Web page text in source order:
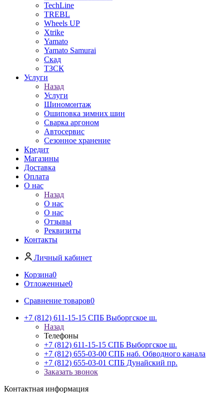
TechLine
TREBL
Wheels UP
Xtrike
Yamato
Yamato Samurai
Скад
ТЗСК
Услуги
Назад
Услуги
Шиномонтаж
Ошиповка зимних шин
Сварка аргоном
Автосервис
Сезонное хранение
Кредит
Магазины
Доставка
Оплата
О нас
Назад
О нас
О нас
Отзывы
Реквизиты
Контакты
Личный кабинет
Корзина0
Отложенные0
Сравнение товаров0
+7 (812) 611-15-15 СПБ Выборгское ш.
Назад
Телефоны
+7 (812) 611-15-15 СПБ Выборгское ш.
+7 (812) 655-03-00 СПБ наб. Обводного канала
+7 (812) 655-03-01 СПБ Дунайский пр.
Заказать звонок
Контактная информация